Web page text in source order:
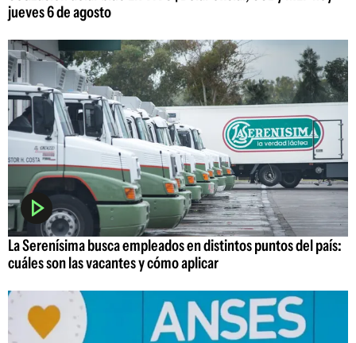
jueves 6 de agosto
La Serenísima busca empleados en distintos puntos del país:
cuáles son las vacantes y cómo aplicar